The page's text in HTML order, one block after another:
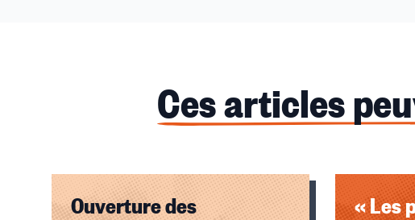
Ces articles
Ouverture des
« Les